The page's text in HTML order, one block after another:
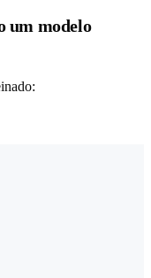
um modelo